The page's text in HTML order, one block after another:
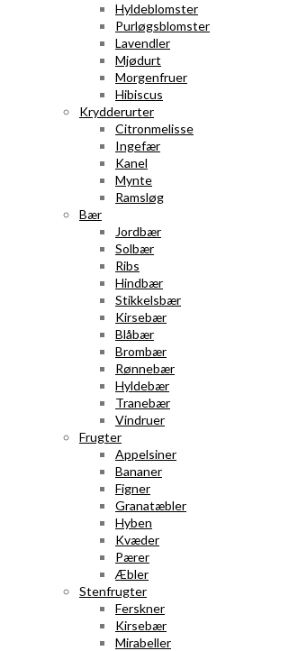
Hyldeblomster
Purløgsblomster
Lavendler
Mjødurt
Morgenfruer
Hibiscus
Krydderurter
Citronmelisse
Ingefær
Kanel
Mynte
Ramsløg
Bær
Jordbær
Solbær
Ribs
Hindbær
Stikkelsbær
Kirsebær
Blåbær
Brombær
Rønnebær
Hyldebær
Tranebær
Vindruer
Frugter
Appelsiner
Bananer
Figner
Granatæbler
Hyben
Kvæder
Pærer
Æbler
Stenfrugter
Ferskner
Kirsebær
Mirabeller